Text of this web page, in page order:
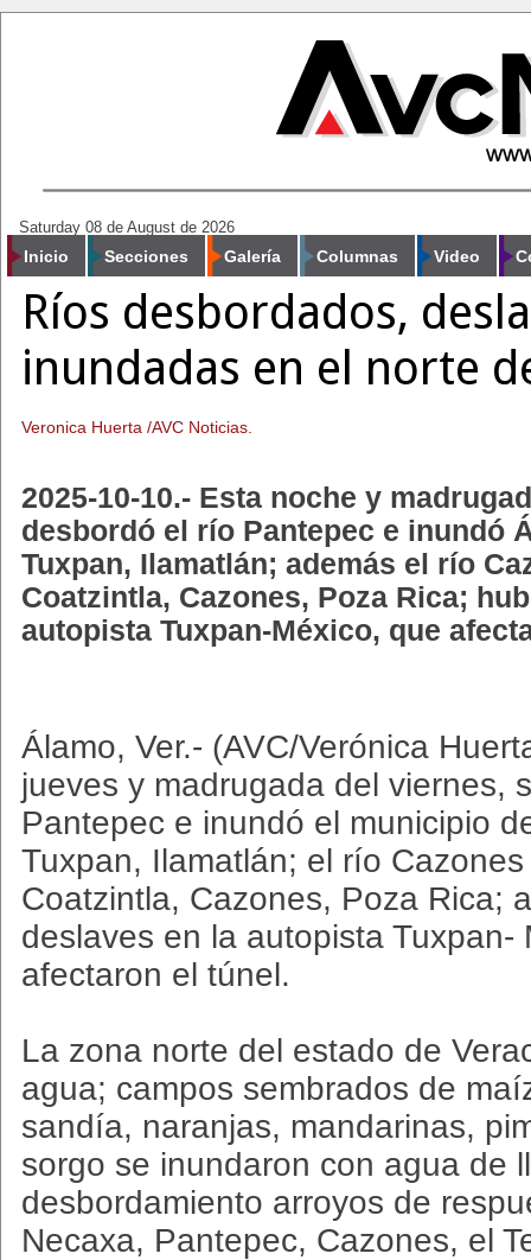
Saturday 08 de August de 2026
Inicio Secciones Galería Columnas Video
Ríos desbordados,
inundadas en el norte
Veronica Huerta /AVC Noticias.
2025-10-10.- Esta noche y
desbordó el río Pantepec e inundó
Tuxpan, Ilamatlán; además el río
Coatzintla, Cazones, Poza Rica;
autopista Tuxpan-México, que
Álamo, Ver.- (AVC/Verónica
jueves y madrugada del viernes,
Pantepec e inundó el municipio
Tuxpan, Ilamatlán; el río
Coatzintla, Cazones, Poza Rica;
deslaves en la autopista Tuxpan-
afectaron el túnel.
La zona norte del estado de
agua; campos sembrados de
sandía, naranjas, mandarinas,
sorgo se inundaron con agua de
desbordamiento arroyos de
Necaxa, Pantepec, Cazones, el